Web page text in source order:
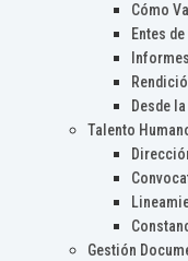
Cómo
Entes
Desde
Talento
Gestión